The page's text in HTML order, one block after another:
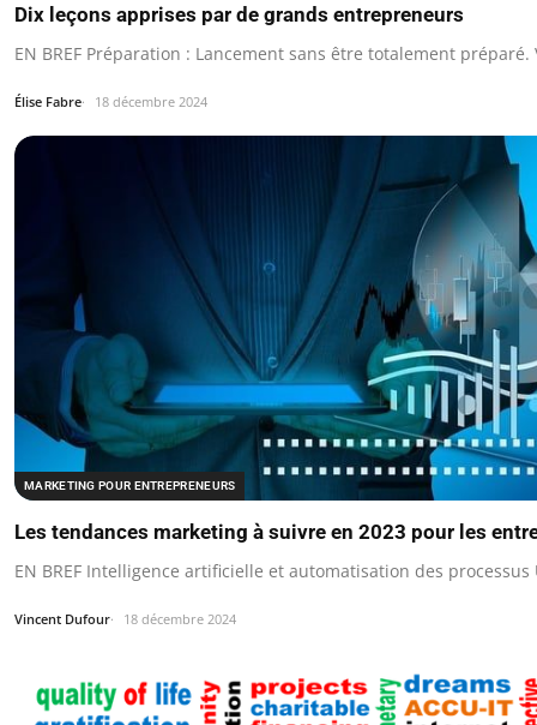
Dix leçons apprises par de grands entrepreneurs
EN BREF Préparation : Lancement sans être totalement
Élise Fabre 18 décembre 2024
MARKETING POUR ENTREPRENEURS
Les tendances marketing à suivre en 2023 pour les
EN BREF Intelligence artificielle et automatisation des
Vincent Dufour 18 décembre 2024